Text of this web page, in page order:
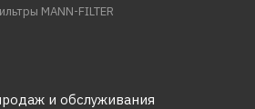
MANN-FILTER
и обслуживания